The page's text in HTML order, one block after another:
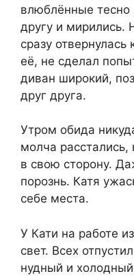
влюблённые тесно
другу и мирились.
сразу
её, не сделал
диван широкий,
друг друга.
Утром обида
молча
в свою сторону.
порознь. Катя
себе места.
У Кати на работе
свет. Всех
нудный и